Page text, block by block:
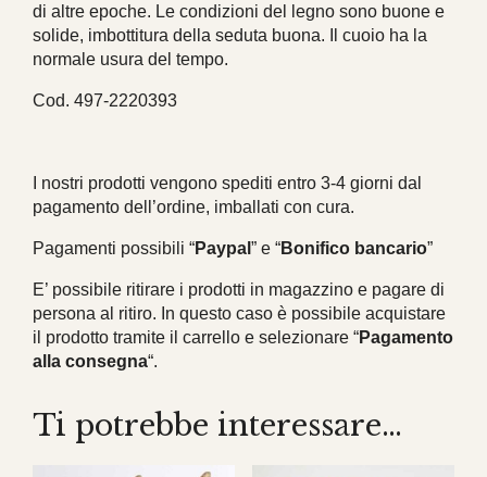
di altre epoche. Le condizioni del legno sono buone e
solide, imbottitura della seduta buona. Il cuoio ha la
normale usura del tempo.
Cod. 497-2220393
I nostri prodotti vengono spediti entro 3-4 giorni dal
pagamento dell’ordine, imballati con cura.
Pagamenti possibili “Paypal ” e “Bonifico bancario”
E’ possibile ritirare i prodotti in magazzino e pagare di
persona al ritiro. In questo caso è possibile acquistare
il prodotto tramite il carrello e selezionare “Pagamento
alla consegna“.
Ti potrebbe interessare…